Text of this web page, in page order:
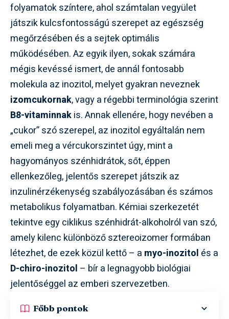
folyamatok színtere, ahol számtalan vegyület
játszik kulcsfontosságú szerepet az egészség
megőrzésében és a sejtek optimális
működésében. Az egyik ilyen, sokak számára
mégis kevéssé ismert, de annál fontosabb
molekula az inozitol, melyet gyakran neveznek
izomcukornak, vagy a régebbi terminológia szerint
B8-vitaminnakis. Annak ellenére, hogy nevében a
„cukor” szó szerepel, az inozitol egyáltalán nem
emeli meg a vércukorszintet úgy, mint a
hagyományos szénhidrátok, sőt, éppen
ellenkezőleg, jelentős szerepet játszik az
inzulinérzékenység szabályozásában és számos
metabolikus folyamatban. Kémiai szerkezetét
tekintve egy ciklikus szénhidrát-alkoholról van szó,
amely kilenc különböző sztereoizomer formában
létezhet, de ezek közül kettő – a myo-inozitol és a
D-chiro-inozitol – bír a legnagyobb biológiai
jelentőséggel az emberi szervezetben.
Főbb pontok